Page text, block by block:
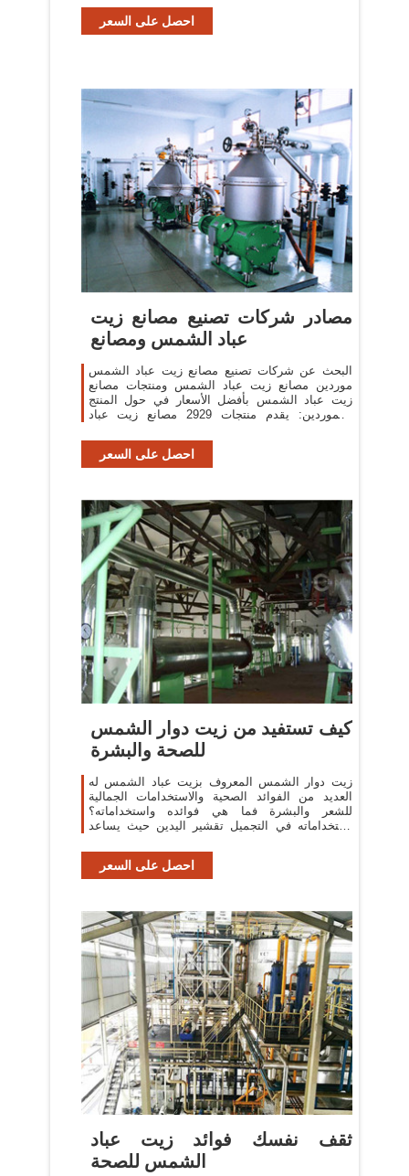
احصل على السعر
مصادر شركات تصنيع مصانع زيت
عباد الشمس ومصانع
البحث عن شركات تصنيع مصانع زيت عباد الشمس
موردين مصانع زيت عباد الشمس ومنتجات مصانع
زيت عباد الشمس بأفضل الأسعار في حول المنتج
والموردين: يقدم منتجات 2929 مصانع زيت عباد
احصل على السعر
كيف تستفيد من زيت دوار الشمس
للصحة والبشرة
زيت دوار الشمس المعروف بزيت عباد الشمس له
العديد من الفوائد الصحية والاستخدامات الجمالية
للشعر والبشرة فما هي فوائده واستخداماته؟
استخداماته في التجميل تقشير اليدين حيث يساعد
احصل على السعر
ثقف نفسك فوائد زيت عباد
الشمس للصحة